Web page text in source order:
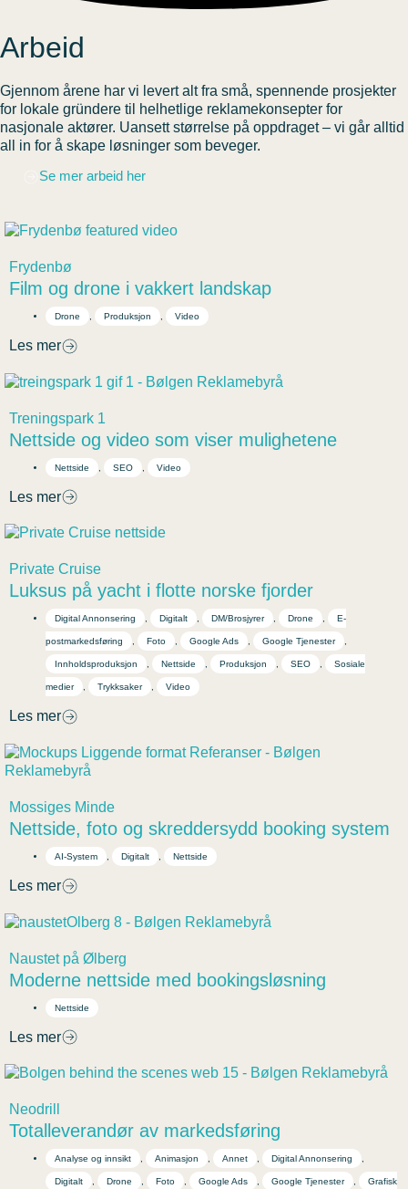
Arbeid
Gjennom årene har vi levert alt fra små, spennende prosjekter
for lokale gründere til helhetlige reklamekonsepter for
nasjonale aktører. Uansett størrelse på oppdraget – vi går alltid
all in for å skape løsninger som beveger.
Se mer arbeid her
Frydenbø
Film og drone i vakkert landskap
Drone Produksjon Video
Les mer
Treningspark 1
Nettside og video som viser mulighetene
Nettside SEO Video
Les mer
Private Cruise
Luksus på yacht i flotte norske fjorder
Digital Annonsering , Digitalt , DM/Brosjyrer , Drone , E-
postmarkedsføring , Foto , Google Ads , Google Tjenester ,
Innholdsproduksjon , Nettside , Produksjon , SEO , Sosiale
medier , Trykksaker , Video
Les mer
Mossiges Minde
Nettside, foto og skreddersydd booking system
AI-System Digitalt Nettside
Les mer
Naustet på Ølberg
Moderne nettside med bookingsløsning
Nettside
Les mer
Neodrill
Totalleverandør av markedsføring
Analyse og innsikt Animasjon Annet Digital Annonsering
Digitalt Drone Foto Google Ads Google Tjenester Grafisk